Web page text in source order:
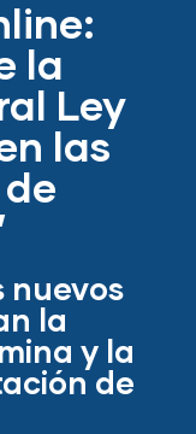
la
Ley
las
nuevos
la
y la
de